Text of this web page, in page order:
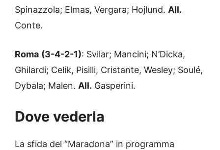
Spinazzola; Elmas, Vergara; Hojlund. All.
Conte.
Roma (3-4-2-1): Svilar; Mancini; N’Dicka,
Ghilardi; Celik, Pisilli, Cristante, Wesley; Soulé,
Dybala; Malen. All. Gasperini.
Dove vederla
La sfida del “Maradona” in programma